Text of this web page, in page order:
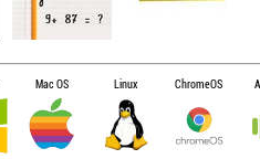
Mac OS Linux ChromeOS